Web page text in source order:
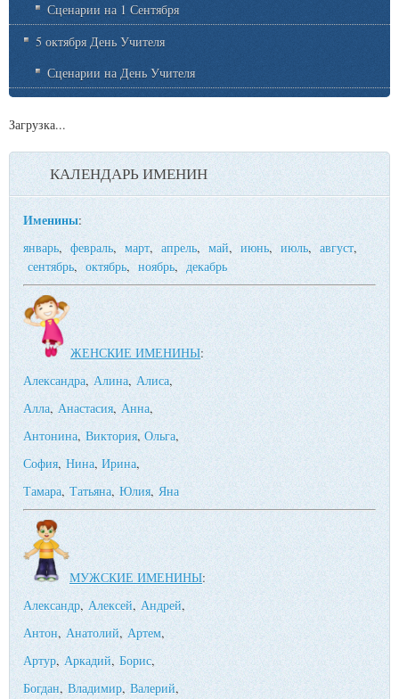
Сценарии на 1 Сентября
5 октября День Учителя
Сценарии на День Учителя
Загрузка...
КАЛЕНДАРЬ ИМЕНИН
Именины:
январь, февраль, март, апрель,май, июнь, июль,август,
сентябрь,октябрь, ноябрь,декабрь
ЖЕНСКИЕ ИМЕНИНЫ:
Александра,Алина,Алиса,
Алла,Анастасия,Анна,
Антонина,Виктория, Ольга,
София,Нина, Ирина,
Тамара,Татьяна,Юлия,Яна
МУЖСКИЕ ИМЕНИНЫ:
Александр, Алексей,Андрей,
Антон,Анатолий,Артем,
Артур,Аркадий,Борис,
Богдан, Владимир,Валерий,